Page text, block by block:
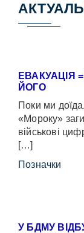
ЕВАКУАЦІЯ
ЙОГО
Поки ми
«Мороку»
військові
[…]
Позначки
У БДМУ